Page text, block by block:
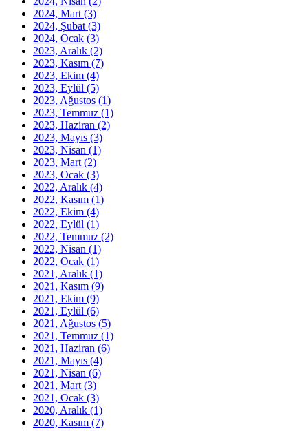
2024, Mart (3)
2024, Şubat (3)
2024, Ocak (3)
2023, Aralık (2)
2023, Kasım (7)
2023, Ekim (4)
2023, Eylül (5)
2023, Ağustos (1)
2023, Temmuz (1)
2023, Haziran (2)
2023, Mayıs (3)
2023, Nisan (1)
2023, Mart (2)
2023, Ocak (3)
2022, Aralık (4)
2022, Kasım (1)
2022, Ekim (4)
2022, Eylül (1)
2022, Temmuz (2)
2022, Nisan (1)
2022, Ocak (1)
2021, Aralık (1)
2021, Kasım (9)
2021, Ekim (9)
2021, Eylül (6)
2021, Ağustos (5)
2021, Temmuz (1)
2021, Haziran (6)
2021, Mayıs (4)
2021, Nisan (6)
2021, Mart (3)
2021, Ocak (3)
2020, Aralık (1)
2020, Kasım (7)